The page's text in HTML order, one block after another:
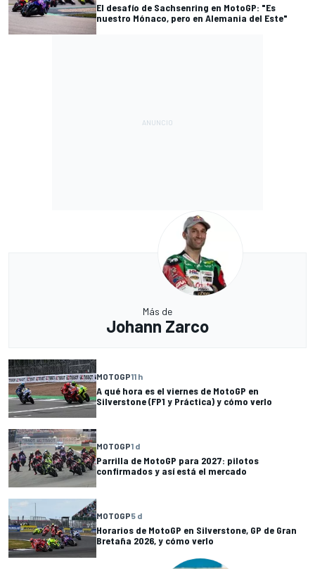
El desafío de Sachsenring en MotoGP: "Es
nuestro Mónaco, pero en Alemania del Este"
Más de
Johann Zarco
MOTOGP11 h
A qué hora es el viernes de MotoGP en
Silverstone (FP1 y Práctica) y cómo verlo
MOTOGP1 d
Parrilla de MotoGP para 2027: pilotos
confirmados y así está el mercado
MOTOGP5 d
Horarios de MotoGP en Silverstone, GP de Gran
Bretaña 2026, y cómo verlo